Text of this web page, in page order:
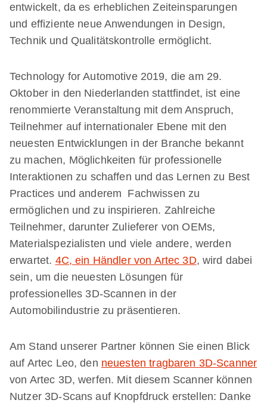
entwickelt, da es erheblichen Zeiteinsparungen
und effiziente neue Anwendungen in Design,
Technik und Qualitätskontrolle ermöglicht.
Technology for Automotive 2019, die am 29.
Oktober in den Niederlanden stattfindet, ist eine
renommierte Veranstaltung mit dem Anspruch,
Teilnehmer auf internationaler Ebene mit den
neuesten Entwicklungen in der Branche bekannt
zu machen, Möglichkeiten für professionelle
Interaktionen zu schaffen und das Lernen zu Best
Practices und anderem Fachwissen zu
ermöglichen und zu inspirieren. Zahlreiche
Teilnehmer, darunter Zulieferer von OEMs,
Materialspezialisten und viele andere, werden
erwartet. 4C, ein Händler von Artec 3D, wird dabei
sein, um die neuesten Lösungen für
professionelles 3D-Scannen in der
Automobilindustrie zu präsentieren.
Am Stand unserer Partner können Sie einen Blick
auf Artec Leo, den neuesten tragbaren 3D-Scanner
von Artec 3D, werfen. Mit diesem Scanner können
Nutzer 3D-Scans auf Knopfdruck erstellen: Danke